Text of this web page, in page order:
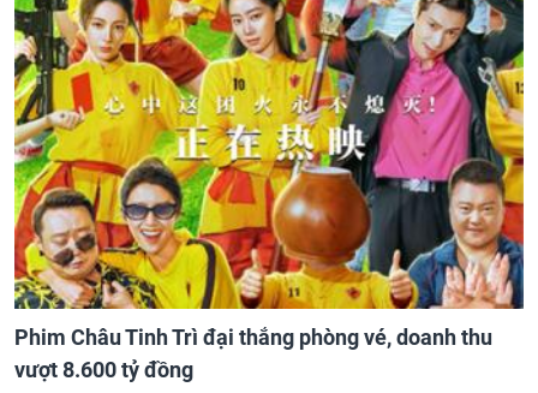
Phim Châu Tinh Trì đại thắng phòng vé, doanh thu
vượt 8.600 tỷ đồng